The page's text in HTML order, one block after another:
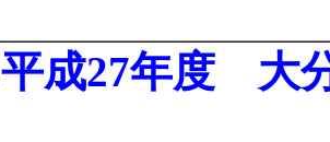
平成27年度 大